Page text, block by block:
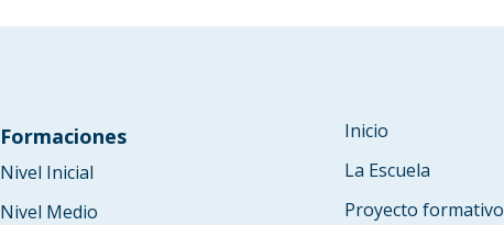
Formaciones
Nivel Inicial
Nivel Medio
Inicio
La Escuela
Proyecto formativo